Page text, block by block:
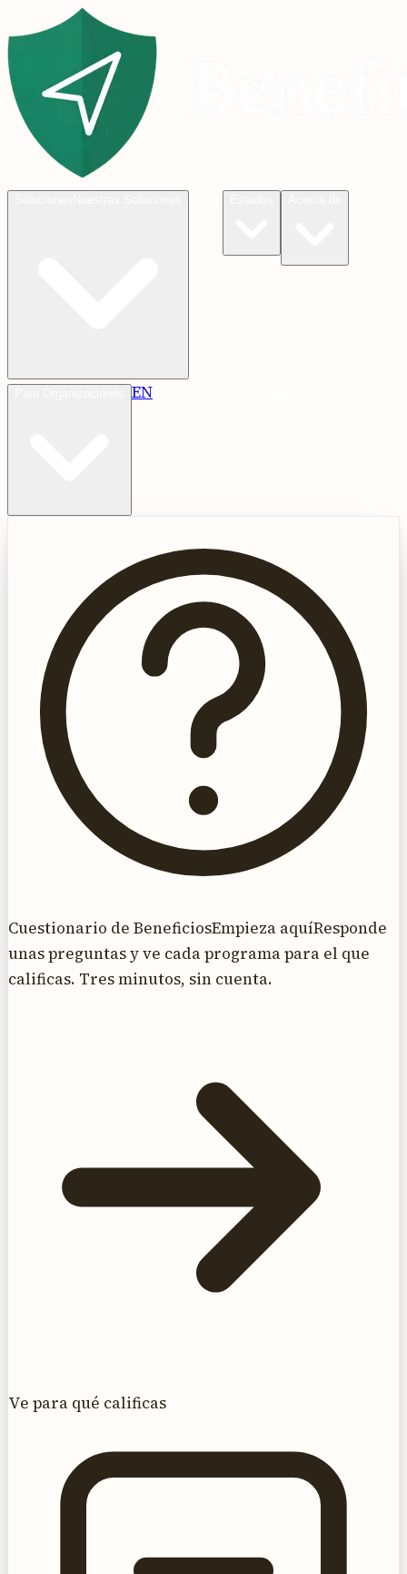
EN
Cuestionario de BeneficiosEmpieza aquíResponde
unas preguntas y ve cada programa para el que
calificas. Tres minutos, sin cuenta.
Ve para qué calificas